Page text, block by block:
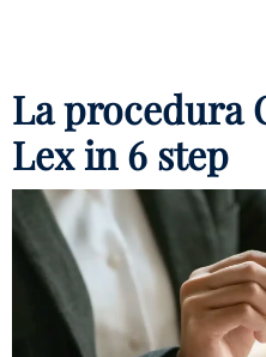
La procedura
Lex in 6 step